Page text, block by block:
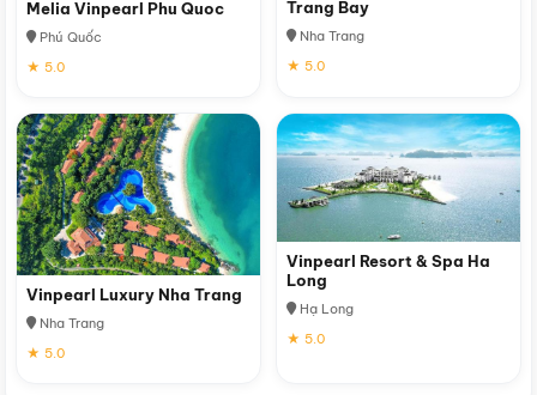
Melia Vinpearl Phu Quoc
Phú Quốc
★ 5.0
Trang Bay
Nha Trang
★ 5.0
Vinpearl Luxury Nha Trang
Nha Trang
★ 5.0
Vinpearl Resort & Spa Ha
Long
Hạ Long
★ 5.0